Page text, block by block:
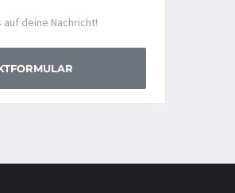
auf deine Nachricht!